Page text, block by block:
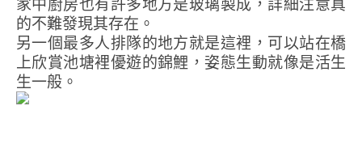
的不難發現其存在。
另一個最多人排隊的地方就是這裡，可以站在橋
上欣賞池塘裡優遊的錦鯉，姿態生動就像是活生
生一般。